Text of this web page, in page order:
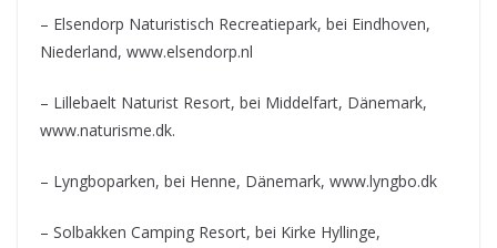
– Elsendorp Naturistisch Recreatiepark, bei Eindhoven,
Niederland, www.elsendorp.nl
– Lillebaelt Naturist Resort, bei Middelfart, Dänemark,
www.naturisme.dk.
– Lyngboparken, bei Henne, Dänemark, www.lyngbo.dk
– Solbakken Camping Resort, bei Kirke Hyllinge,